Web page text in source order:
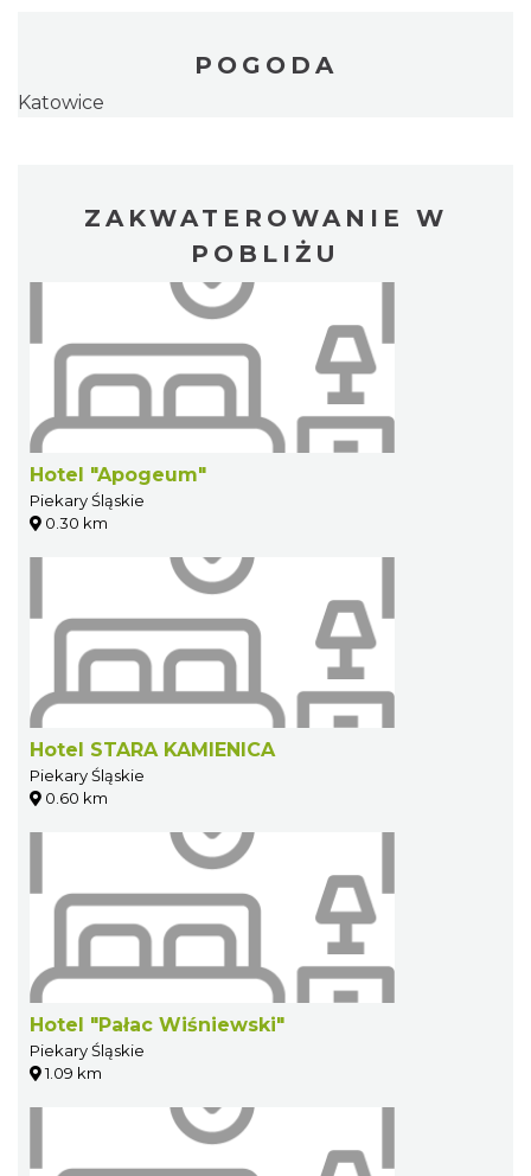
POGODA
Katowice
ZAKWATEROWANIE W
POBLIŻU
Hotel "Apogeum"
Piekary Śląskie
0.30 km
Hotel STARA KAMIENICA
Piekary Śląskie
0.60 km
Hotel "Pałac Wiśniewski"
Piekary Śląskie
1.09 km